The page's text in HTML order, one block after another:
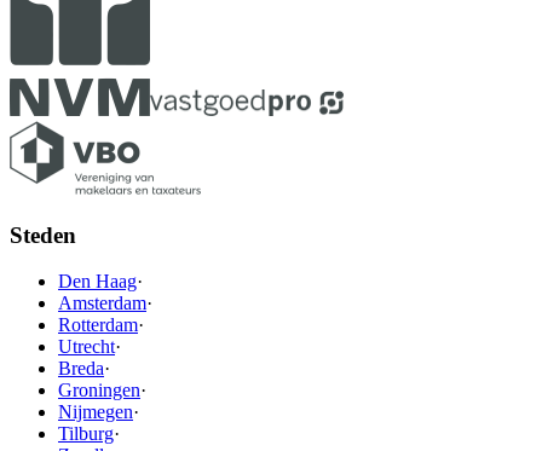
Steden
Den Haag·
Amsterdam·
Rotterdam·
Utrecht·
Breda·
Groningen·
Nijmegen·
Tilburg·